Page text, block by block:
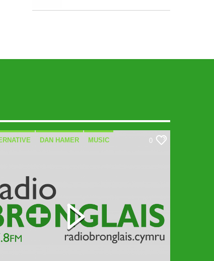
DAN HAMER MUSIC 0